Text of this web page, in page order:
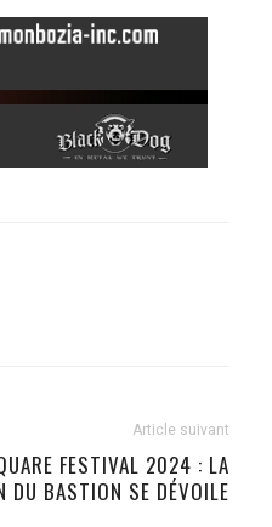
Article suivant
FESTIVAL 2024 : LA
DU BASTION SE DÉVOILE